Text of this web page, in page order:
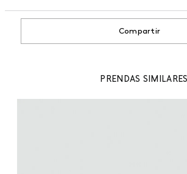
Compartir
PRENDAS SIMILARES